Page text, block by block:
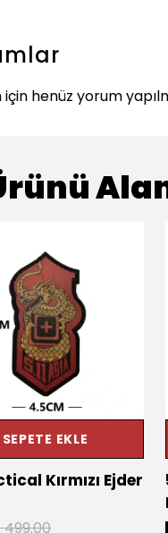
için henüz yorum
SEPETE EKLE
Kırmızı Ejder